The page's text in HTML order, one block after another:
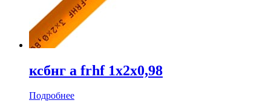
ксбнг а frhf 1х2х0,98
Подробнее